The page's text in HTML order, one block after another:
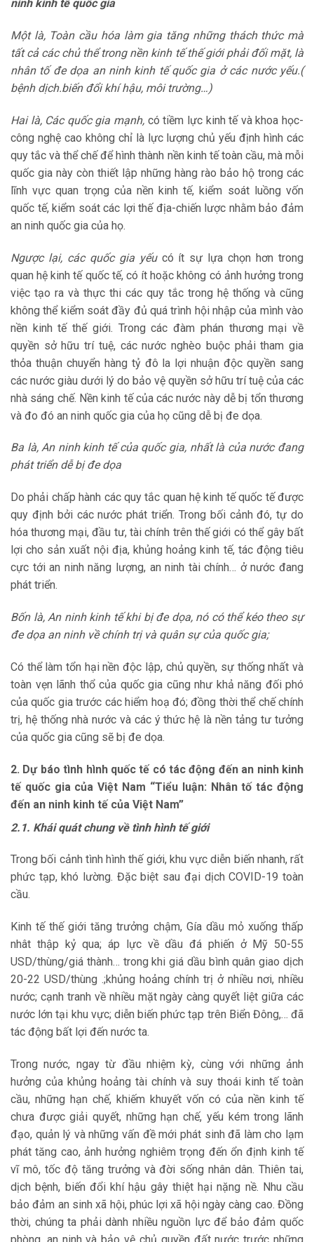
ninh kinh tế quốc gia
Một là, Toàn cầu hóa làm gia tăng những thách thức mà
tất cả các chủ thể trong nền kinh tế thế giới phải đối mặt, là
nhân tố đe dọa an ninh kinh tế quốc gia ở các nước yếu.(
bệnh dịch.biến đổi khí hậu, môi trường…)
Hai là, Các quốc gia mạnh, có tiềm lực kinh tế và khoa học-
công nghệ cao không chỉ là lực lượng chủ yếu định hình các
quy tắc và thể chế để hình thành nền kinh tế toàn cầu, mà mỗi
quốc gia này còn thiết lập những hàng rào bảo hộ trong các
lĩnh vực quan trọng của nền kinh tế, kiểm soát luồng vốn
quốc tế, kiểm soát các lợi thế địa-chiến lược nhằm bảo đảm
an ninh quốc gia của họ.
Ngược lại, các quốc gia yếucó ít sự lựa chọn hơn trong
quan hệ kinh tế quốc tế, có ít hoặc không có ảnh hưởng trong
việc tạo ra và thực thi các quy tắc trong hệ thống và cũng
không thể kiểm soát đầy đủ quá trình hội nhập của mình vào
nền kinh tế thế giới. Trong các đàm phán thương mại về
quyền sở hữu trí tuệ, các nước nghèo buộc phải tham gia
thỏa thuận chuyển hàng tỷ đô la lợi nhuận độc quyền sang
các nước giàu dưới lý do bảo vệ quyền sở hữu trí tuệ của các
nhà sáng chế. Nền kinh tế của các nước này dễ bị tổn thương
và đo đó an ninh quốc gia của họ cũng dễ bị đe dọa.
Ba là, An ninh kinh tế của quốc gia, nhất là của nước đang
phát triển dễ bị đe dọa
Do phải chấp hành các quy tắc quan hệ kinh tế quốc tế được
quy định bởi các nước phát triển. Trong bối cảnh đó, tự do
hóa thương mại, đầu tư, tài chính trên thế giới có thể gây bất
lợi cho sản xuất nội địa, khủng hoảng kinh tế, tác động tiêu
cực tới an ninh năng lượng, an ninh tài chính… ở nước đang
phát triển.
Bốn là, An ninh kinh tế khi bị đe dọa, nó có thể kéo theo sự
đe dọa an ninh về chính trị và quân sự của quốc gia;
Có thể làm tổn hại nền độc lập, chủ quyền, sự thống nhất và
toàn vẹn lãnh thổ của quốc gia cũng như khả năng đối phó
của quốc gia trước các hiểm hoạ đó; đồng thời thể chế chính
trị, hệ thống nhà nước và các ý thức hệ là nền tảng tư tưởng
của quốc gia cũng sẽ bị đe dọa.
2. Dự báo tình hình quốc tế có tác động đến an ninh kinh
tế quốc gia của Việt Nam “Tiểu luận: Nhân tố tác động
đến an ninh kinh tế của Việt Nam”
2.1. Khái quát chung về tình hình tế giới
Trong bối cảnh tình hình thế giới, khu vực diễn biến nhanh, rất
phức tạp, khó lường. Đặc biệt sau đại dịch COVID-19 toàn
cầu.
Kinh tế thế giới tăng trưởng chậm, Gía dầu mỏ xuống thấp
nhât thập kỷ qua; áp lực về dầu đá phiến ở Mỹ 50-55
USD/thùng/giá thành… trong khi giá dầu bình quân giao dịch
20-22 USD/thùng .;khủng hoảng chính trị ở nhiều nơi, nhiều
nước; cạnh tranh về nhiều mặt ngày càng quyết liệt giữa các
nước lớn tại khu vực; diễn biến phức tạp trên Biển Đông,… đã
tác động bất lợi đến nước ta.
Trong nước, ngay từ đầu nhiệm kỳ, cùng với những ảnh
hưởng của khủng hoảng tài chính và suy thoái kinh tế toàn
cầu, những hạn chế, khiếm khuyết vốn có của nền kinh tế
chưa được giải quyết, những hạn chế, yếu kém trong lãnh
đạo, quản lý và những vấn đề mới phát sinh đã làm cho lạm
phát tăng cao, ảnh hưởng nghiêm trọng đến ổn định kinh tế
vĩ mô, tốc độ tăng trưởng và đời sống nhân dân. Thiên tai,
dịch bệnh, biến đổi khí hậu gây thiệt hại nặng nề. Nhu cầu
bảo đảm an sinh xã hội, phúc lợi xã hội ngày càng cao. Đồng
thời, chúng ta phải dành nhiều nguồn lực để bảo đảm quốc